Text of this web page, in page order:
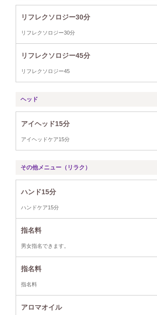
リフレクソロジー30分
リフレクソロジー30分
リフレクソロジー45分
リフレクソロジー45
ヘッド
アイヘッド15分
アイヘッドケア15分
その他メニュー（リラク）
ハンド15分
ハンドケア15分
指名料
男女指名できます。
指名料
指名料
アロマオイル